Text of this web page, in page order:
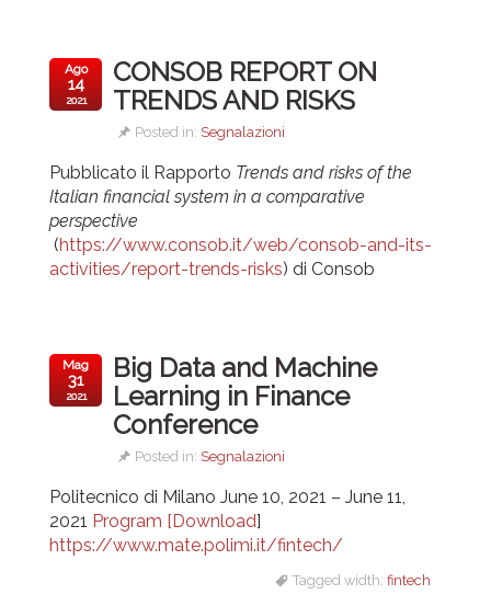
CONSOB REPORT ON
TRENDS AND RISKS
Posted in: Segnalazioni
Ago
14
2021
Pubblicato il Rapporto Trends and risks of the
Italian financial system in a comparative
perspective
(https://www.consob.it/web/consob-and-its-
activities/report-trends-risks) di Consob
Big Data and Machine
Learning in Finance
Conference
Posted in: Segnalazioni
Mag
31
2021
Politecnico di Milano June 10, 2021 – June 11,
2021 Program [Download]
https://www.mate.polimi.it/fintech/
Tagged width: fintech